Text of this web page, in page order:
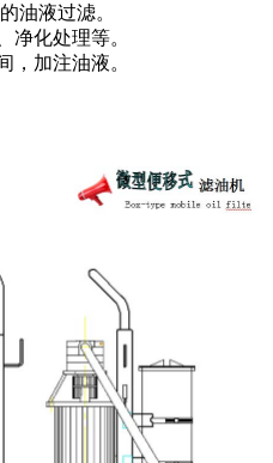
油液过滤。
净化处理等。
，加注油液。